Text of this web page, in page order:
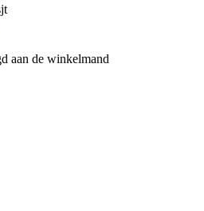
aan de winkelmand